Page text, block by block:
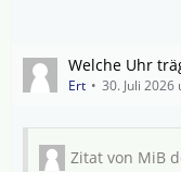
Welche Uhr
Ert 30. Juli 2026
Zitat von MiB